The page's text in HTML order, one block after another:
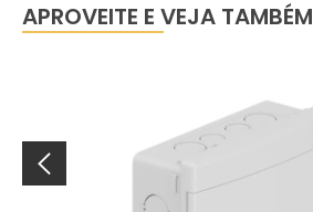
APROVEITE E VEJA TAMBÉM